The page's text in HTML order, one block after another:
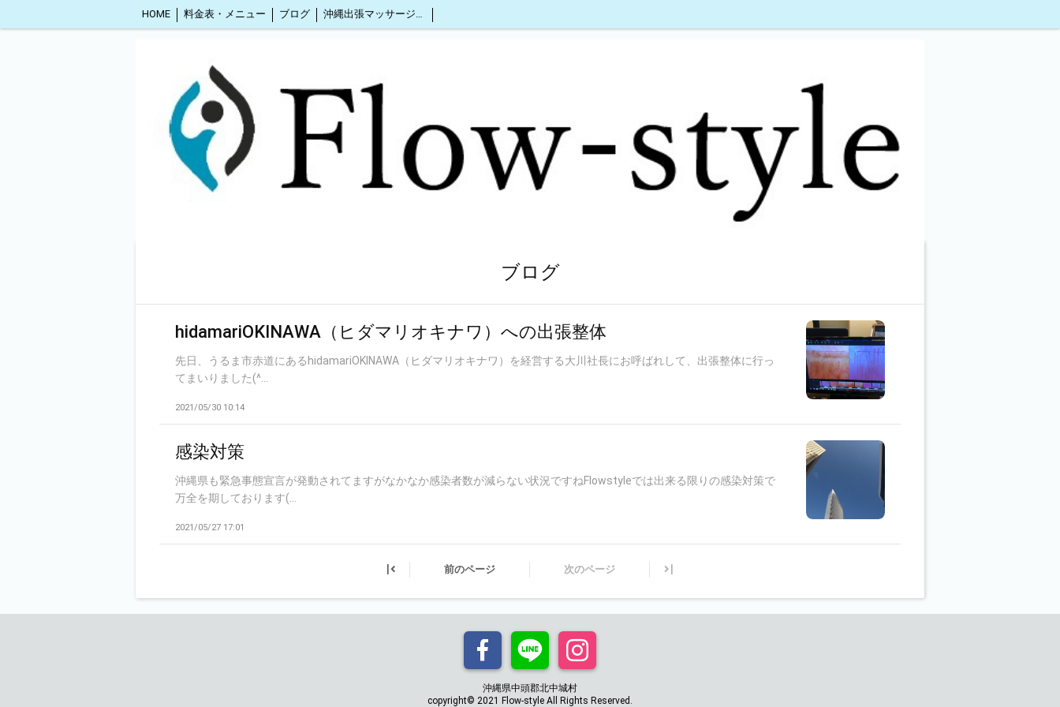
HOME 料金表・メニュー ブログ 沖縄出張マッサージ2人同時OK
ブログ
hidamariOKINAWA（ヒダマリオキナワ）への出張整体
先日、うるま市赤道にあるhidamariOKINAWA（ヒダマリオキナワ）を経営する大川社長にお呼ばれして、出張整体に行っ
てまいりました(^...
2021/05/30 10:14
感染対策
沖縄県も緊急事態宣言が発動されてますがなかなか感染者数が減らない状況ですねFlowstyleでは出来る限りの感染対策で
万全を期しております(...
2021/05/27 17:01
前のページ 次のページ
沖縄県中頭郡北中城村
copyright© 2021 Flow-style All Rights Reserved.